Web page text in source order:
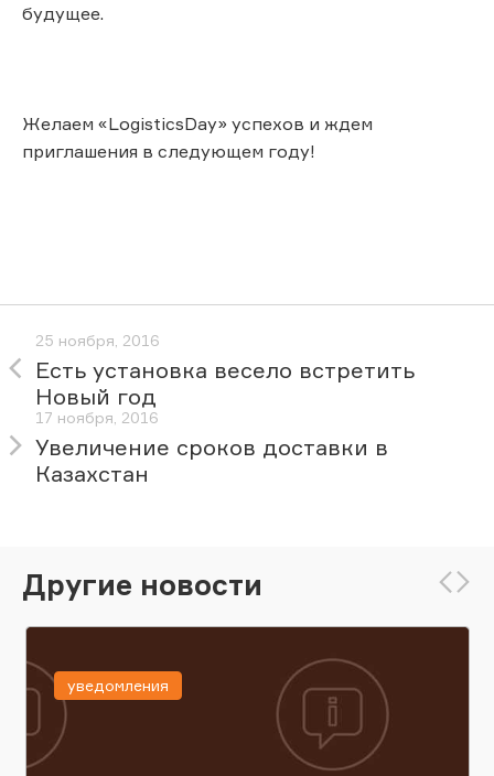
будущее.
Желаем «LogisticsDay» успехов и ждем
приглашения в следующем году!
25 ноября, 2016
Есть установка весело встретить
Новый год
17 ноября, 2016
Увеличение сроков доставки в
Казахстан
Другие новости
уведомления